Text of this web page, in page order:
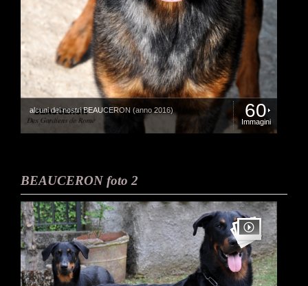
alcuni dei nostri BEAUCERON (anno 2016) 60
Immagini
BEAUCERON foto 2